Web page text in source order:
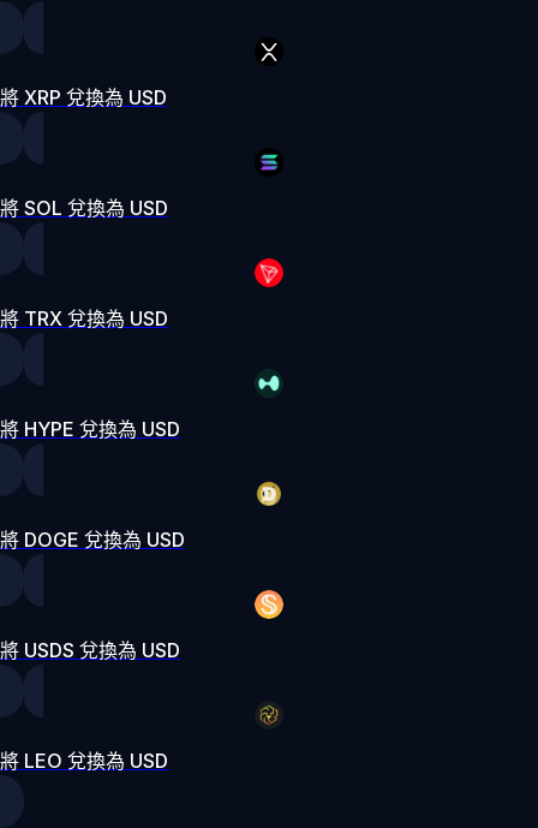
將 XRP 兌換為 USD
將 SOL 兌換為 USD
將 TRX 兌換為 USD
將 HYPE 兌換為 USD
將 DOGE 兌換為 USD
將 USDS 兌換為 USD
將 LEO 兌換為 USD